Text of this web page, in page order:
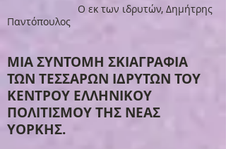
Ο εκ των ιδρυτών, Δημήτρης
Παντόπουλος
ΜΙΑ ΣΥΝΤΟΜΗ ΣΚΙΑΓΡΑΦΙΑ
ΤΩΝ ΤΕΣΣΑΡΩΝ ΙΔΡΥΤΩΝ ΤΟΥ
ΚΕΝΤΡΟΥ ΕΛΛΗΝΙΚΟΥ
ΠΟΛΙΤΙΣΜΟΥ ΤΗΣ ΝΕΑΣ
ΥΟΡΚΗΣ.